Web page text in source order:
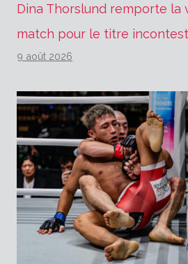
Dina Thorslund remporte la
match pour le titre
9 août 2026